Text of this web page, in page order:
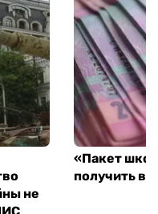
не
«Пакет
получить